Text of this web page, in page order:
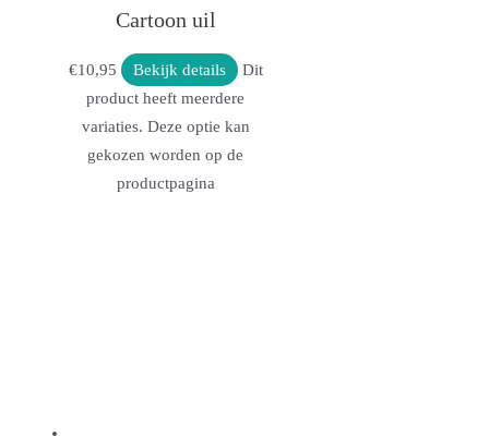
Cartoon uil
€10,95 Bekijk details
Dit
product heeft meerdere
variaties. Deze optie kan
gekozen worden op de
productpagina